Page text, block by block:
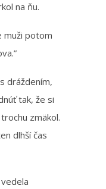
na ňu.
muži potom
dráždením,
tak, že si
zmäkol.
dlhší čas